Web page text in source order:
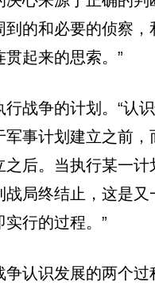
到的和必要的侦察，
贯起来的思索。”
行战争的计划。“认
军事计划建立之前，
之后。当执行某一计
战局终结止，这是又
实行的过程。”
争认识发展的两个过